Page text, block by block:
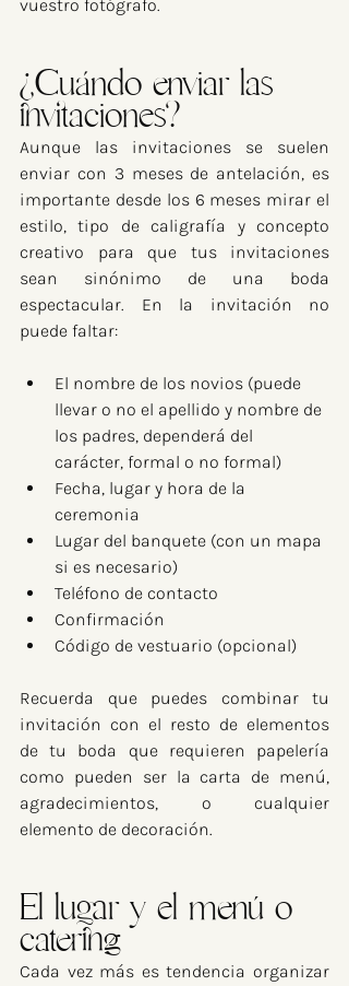
vuestro fotógrafo.
¿Cuándo enviar las
invitaciones?
Aunque las invitaciones se suelen
enviar con 3 meses de antelación, es
importante desde los 6 meses mirar el
estilo, tipo de caligrafía y concepto
creativo para que tus invitaciones
sean sinónimo de una boda
espectacular. En la invitación no
puede faltar:
El nombre de los novios (puede
llevar o no el apellido y nombre de
los padres, dependerá del
carácter, formal o no formal)
Fecha, lugar y hora de la
ceremonia
Lugar del banquete (con un mapa
si es necesario)
Teléfono de contacto
Confirmación
Código de vestuario (opcional)
Recuerda que puedes combinar tu
invitación con el resto de elementos
de tu boda que requieren papelería
como pueden ser la carta de menú,
agradecimientos, o cualquier
elemento de decoración.
El lugar y el menú o
catering
Cada vez más es tendencia organizar